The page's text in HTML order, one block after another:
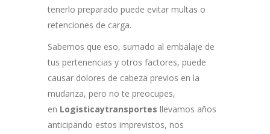
tenerlo preparado puede evitar multas o
retenciones de carga.
Sabemos que eso, sumado al embalaje de
tus pertenencias y otros factores, puede
causar dolores de cabeza previos en la
mudanza, pero no te preocupes,
en Logisticaytransportes llevamos años
anticipando estos imprevistos, nos